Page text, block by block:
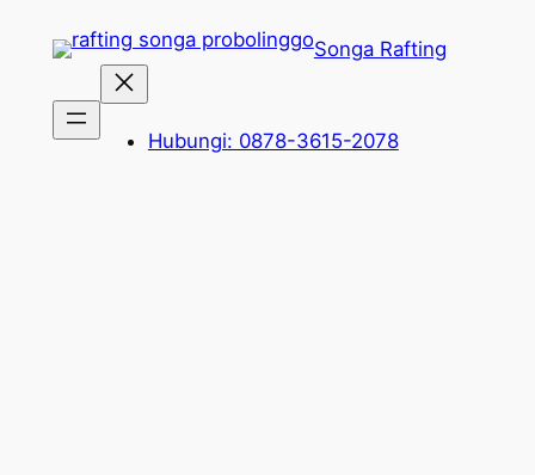
Songa Rafting
Hubungi: 0878-3615-2078